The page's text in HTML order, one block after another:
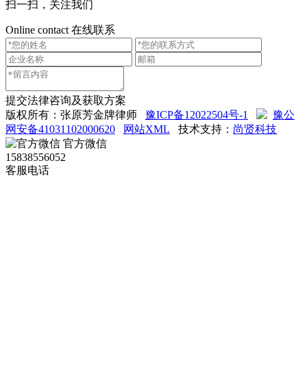
扫一扫，关注我们
Online contact 在线联系
提交法律咨询及获取方案
版权所有：张原芳金牌律师 豫ICP备12022504号-1
豫公
网安备41031102000620
网站XML 技术支持： 尚贤科技
官方微信
15838556052
客服电话